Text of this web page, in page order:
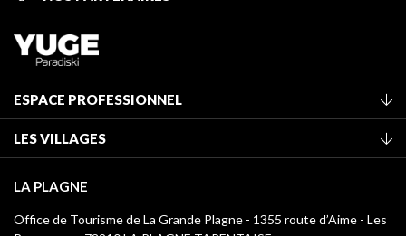
ESPACE PROFESSIONNEL
Classement des meublés
Taxe de séjour
Médiathèque
LES VILLAGES
Montchavin - Les Coches
Champagny-en-Vanoise
LA PLAGNE
Office de Tourisme de La Grande Plagne - 1355 route d’Aime - Les